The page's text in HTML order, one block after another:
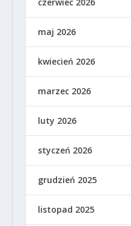
maj 2026
kwiecień 2026
marzec 2026
luty 2026
styczeń 2026
grudzień 2025
listopad 2025